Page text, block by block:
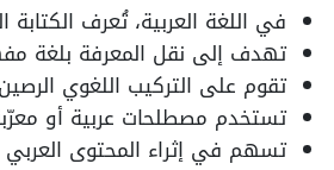
في اللغة العربية، تُعرف
تهدف إلى نقل المعرفة بلغة
تقوم على التركيب اللغوي
تستخدم مصطلحات عربية أو
تسهم في إثراء المحتوى العربي